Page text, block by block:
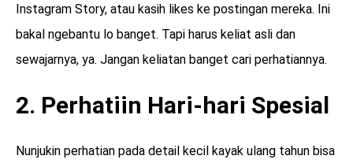
Instagram Story, atau kasih likes ke postingan mereka. Ini
bakal ngebantu lo banget. Tapi harus keliat asli dan
sewajarnya, ya. Jangan keliatan banget cari perhatiannya.
2. Perhatiin Hari-hari Spesial
Nunjukin perhatian pada detail kecil kayak ulang tahun bisa